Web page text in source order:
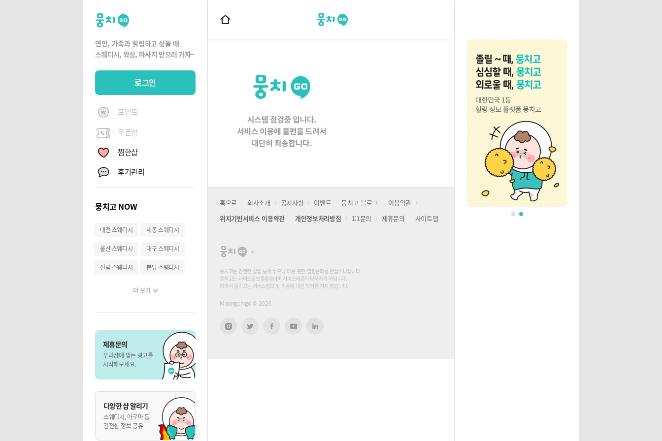
뭉
치
고
연인, 가족과 힐링하고 싶을 때
스웨디시, 왁싱, 마사지 받으러 가자~
로그인
포인트
쿠폰함
찜한샵
후기관리
뭉치고 NOW
대전 스웨디시 세종 스웨디시
울산 스웨디시 대구 스웨디시
신림 스웨디시 분당 스웨디시
더 보기
제휴문의
우리샵에 맞는 광고를
시작해보세요.
다양한 샵 알리기
스웨디시, 아로마 등
건전한 정보 공유
뭉치고
홈
홈으로 회사소개 공지사항 이벤트 뭉치고 블로그
이용약관
위치기반서비스 이용약관
개인정보처리방침 1:1문의 제휴문의 사이트맵
뭉
고
뭉치고는 건전한 샵을 통해 누구나 마음 편한 힐링문화를 만들어나갑니다.
뭉치고는 서비스정보중개자이며 서비스제공의 당사자가 아닙니다.
따라서 뭉치고는 서비스정보 및 이용에 대한 책임을 지지 않습니다.
Moongchigo © 2026